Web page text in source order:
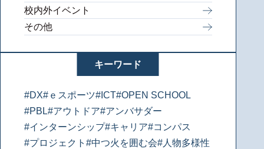
校内外イベント
その他
キーワード
#DX#ｅスポーツ#ICT#OPEN SCHOOL
#PBL#アウトドア#アンバサダー
#インターンシップ#キャリア#コンパス
#プロジェクト #中つ火を囲む会#人物多様性